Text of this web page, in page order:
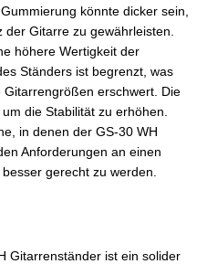
könnte dicker sein,
der Gitarre zu gewährleisten.
höhere Wertigkeit der
Ständers ist begrenzt, was
erschwert. Die
die Stabilität zu erhöhen.
in denen der GS-30 WH
Anforderungen an einen
gerecht zu werden.
Gitarrenständer ist ein solider